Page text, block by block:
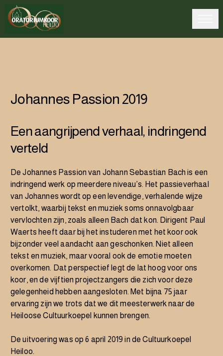
Johannes Passion 2019
Een aangrijpend verhaal, indringend
verteld
De Johannes Passion van Johann Sebastian Bach is een
indringend werk op meerdere niveau’s. Het passieverhaal
van Johannes wordt op een levendige, verhalende wijze
vertolkt, waarbij tekst en muziek soms onnavolgbaar
vervlochten zijn, zoals alleen Bach dat kon. Dirigent Paul
Waerts heeft daar bij het instuderen met het koor ook
bijzonder veel aandacht aan geschonken. Niet alleen
tekst en muziek, maar vooral ook de emotie moeten
overkomen. Dat perspectief legt de lat hoog voor ons
koor, en de vijftien projectzangers die zich voor deze
gelegenheid hebben aangesloten. Met bijna 75 jaar
ervaring zijn we trots dat we dit meesterwerk naar de
Heiloose Cultuurkoepel kunnen brengen.
De uitvoering was op 6 april 2019 in de Cultuurkoepel
Heiloo.